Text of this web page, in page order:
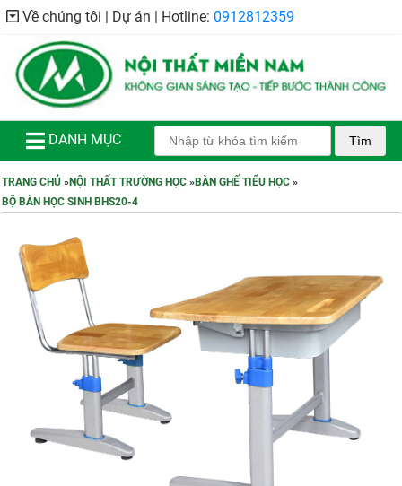
Về chúng tôi | Dự án | Hotline: 0912812359
DANH MỤC Tìm
TRANG CHỦ »NỘI THẤT TRƯỜNG HỌC »BÀN GHẾ TIỂU HỌC »
BỘ BÀN HỌC SINH BHS20-4